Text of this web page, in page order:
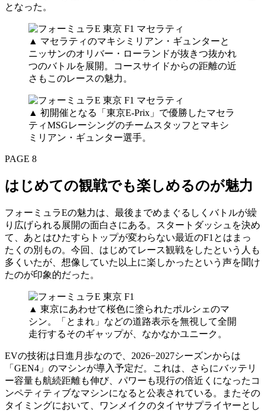
となった。
▲ マセラティのマキシミリアン・ギュンターと
ニッサンのオリバー・ローランドが抜きつ抜かれ
つのバトルを展開。コースサイドからの距離の近
さもこのレースの魅力。
▲ 初開催となる「東京E-Prix」で優勝したマセラ
ティMSGレーシングのチームスタッフとマキシ
ミリアン・ギュンター選手。
PAGE 8
はじめての観戦でも楽しめるのが魅力
フォーミュラEの魅力は、最後までめまぐるしくバトルが繰
り広げられる展開の面白さにある。スタートダッシュを決め
て、あとはひたすらトップが変わらない最近のF1とはまっ
たくの別もの。今回、はじめてレース観戦をしたという人も
多くいたが、想像していた以上に楽しかったという声を聞け
たのが印象的だった。
▲ 東京にあわせて桜色に塗られたポルシェのマ
シン。「とまれ」などの道路表示を無視して全開
走行するそのギャップが、なかなかユニーク。
EVの技術は日進月歩なので、2026−2027シーズンからは
「GEN4」のマシンが導入予定だ。これは、さらにバッテリ
ー容量も航続距離も伸び、パワーも現行の倍近くになったコ
ンペティティブなマシンになると公表されている。またその
タイミングにおいて、ワンメイクのタイヤサプライヤーとし